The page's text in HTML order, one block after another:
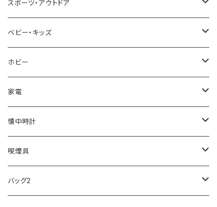
NIXON
AVALANCHE
ORIENT
ZEPPELIN
SKAGEN
FOOTBALL WATCHES
ARCA FUTURA
DIESEL
ALV
Merge
ETTINGER
COACH
BVLGARI
VANQUISH
22designstudio
BOTTEGA VENETA
EMPORIO ARMANI
CALVIN KLEIN
DANIEL WELLINGTON
SWAROVSKI
VIVIENNE WESTWOOD
NEWYORKER
OROBIANCO
Ellese
COLEMAN
MONTBLANC
Fashion Accessory Cllection
ISLAND
BEAMZSQUARE
BLAZER CLUB
ANDY HAWARD
G GUSTO
GULLWING
LESPORTSAC
PRADA
CITIZEN
BRAUN
RHYTHM
BLOSSOM
MONDAINE
MAWA
その他
Helios
VALENTINO VISCANI
LAMY
WATERMAN
PARKER
PELIKAN
CROSS
MONTBLANC
SWAROVSKI
スポーツ・アウトドア
Trangia
Barebones
FEUERHAND
CASIO
ベビー・キッズ
ふわりぃ
ERGO BABY
ホビー
その他
AMOS
OMMIX
COACH
家電
CREATE
TORAY
OMRON
懐中時計
MONDAINE
喫煙具
ZIPPO
バッグ2